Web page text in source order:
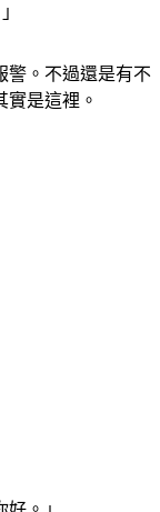
警。不過還是有不
是這裡。